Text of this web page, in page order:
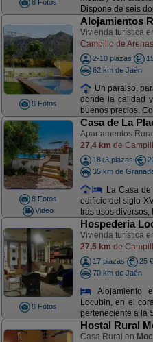
8 Fotos
Dispone de seis
8 Fotos
Alojamientos
Vivienda turística
Campillo de
2-10 plazas
62 km de Jaén
Un paraiso,
donde la calidad
buenos precios.
8 Fotos
Video
Casa de La
Apartamentos
27,4 km de
18+3 plazas
35 km de
La Casa
edificio del siglo
tras usos diversos,
8 Fotos
Hospederia
Vivienda turística
27,5 km de
17 plazas
25 €
70 km de Jaén
Alojamiento
Locubin, en el
perteneciente a la
Hostal Rural
Casa Rural en